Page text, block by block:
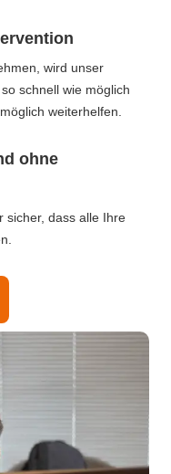
wird unser
schnell wie möglich
weiterhelfen.
ohne
sicher, dass alle Ihre